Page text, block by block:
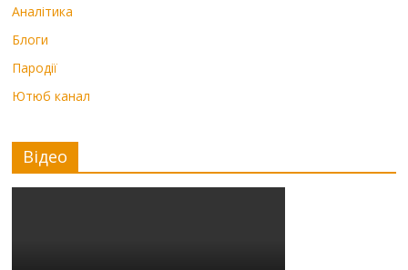
Аналітика
Блоги
Пародії
Ютюб канал
Відео